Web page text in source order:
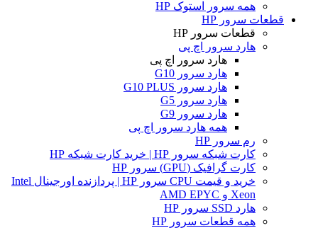
همه سرور استوک HP
قطعات سرور HP
قطعات سرور HP
هارد سرور اچ پی
هارد سرور اچ پی
هارد سرور G10
هارد سرور G10 PLUS
هارد سرور G5
هارد سرور G9
همه هارد سرور اچ پی
رم سرور HP
کارت شبکه سرور HP | خرید کارت شبکه HP
کارت گرافیک (GPU) سرور HP
خرید و قیمت CPU سرور HP | پردازنده اورجینال Intel
Xeon و AMD EPYC
هارد SSD سرور HP
همه قطعات سرور HP